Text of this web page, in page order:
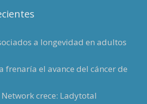
a longevidad en adultos
frenaría el avance del cáncer de
crece: Ladytotal